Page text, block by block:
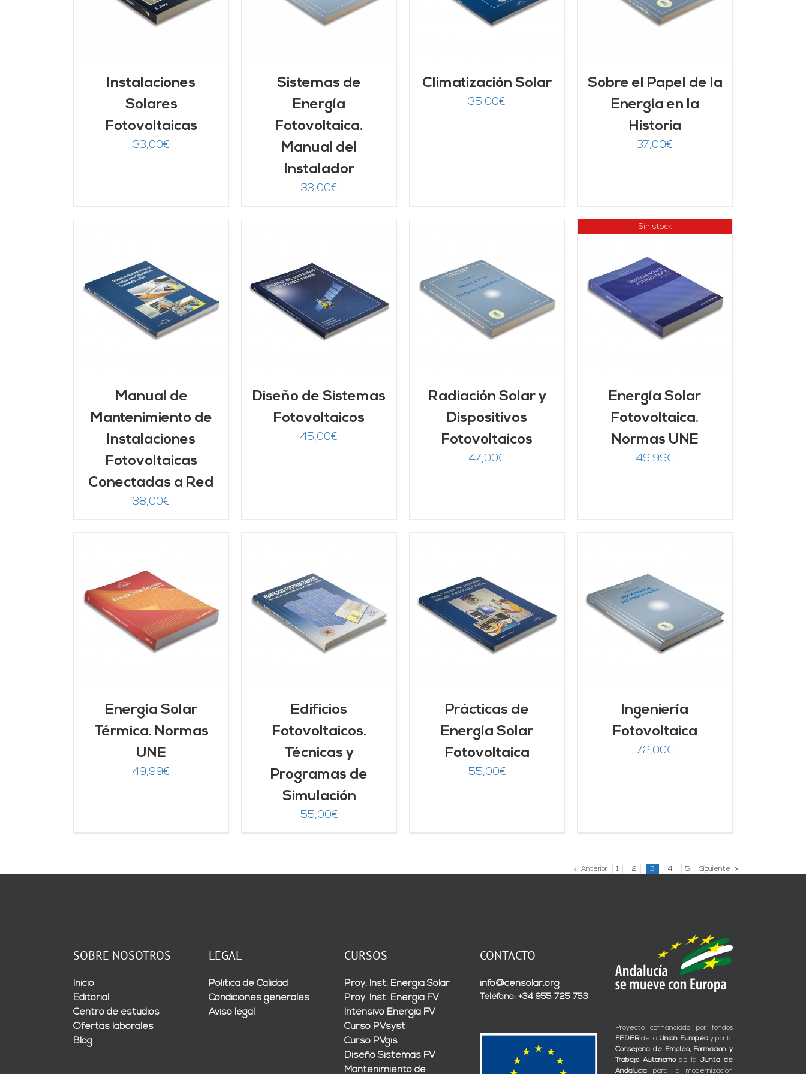
Instalaciones
Solares
Fotovoltaicas
33,00€
Sistemas de
Energía
Fotovoltaica.
Manual del
Instalador
33,00€
Climatización Solar
35,00€
Sobre el Papel de la
Energía en la
Historia
37,00€
Manual de
Mantenimiento de
Instalaciones
Fotovoltaicas
Conectadas a Red
38,00€
AÑADIR AL CARRITO
/
DETALLES
Diseño de Sistemas
Fotovoltaicos
45,00€
AÑADIR AL CARRITO
DETALLES
Radiación Solar y
Dispositivos
Fotovoltaicos
47,00€
Sin stock
DETALLES
Energía Solar
Fotovoltaica.
Normas UNE
49,99€
Energía Solar
Térmica. Normas
UNE
49,99€
AÑADIR AL CARRITO
/
DETALLES
Edificios
Fotovoltaicos.
Técnicas y
Programas de
Simulación
55,00€
AÑADIR AL CARRITO
/
DETALLES
Prácticas de
Energía Solar
Fotovoltaica
55,00€
AÑADIR AL CARRITO
/
DETALLES
Ingeniería
Fotovoltaica
72,00€
Anterior 1 2 3 4 5 Siguiente
SOBRE NOSOTROS
Inicio
Editorial
Centro de estudios
Ofertas laborales
Blog
LEGAL
Política de Calidad
Condiciones generales
Aviso legal
CURSOS
Proy. Inst. Energía Solar
Proy. Inst. Energía FV
Intensivo Energía FV
Curso PVsyst
Curso PVgis
Diseño Sistemas FV
Mantenimiento de
CONTACTO
info@censolar.org
Teléfono: +34 955 725 753
Proyecto cofinanciado por fondos
FEDERde la Unión Europeay por la
Consejería de Empleo, Formación y
Trabajo Autónomode laJunta de
Andalucía para la modernización